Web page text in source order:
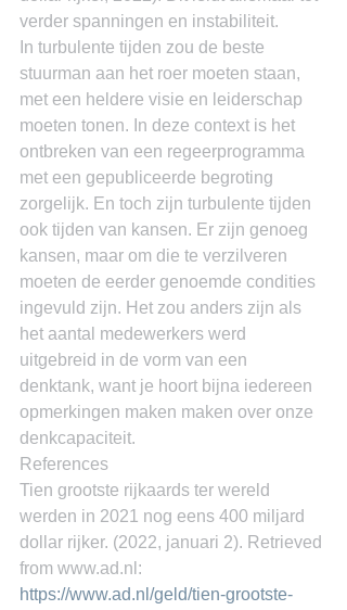
verder spanningen en instabiliteit.
In turbulente tijden zou de beste
stuurman aan het roer moeten staan,
met een heldere visie en leiderschap
moeten tonen. In deze context is het
ontbreken van een regeerprogramma
met een gepubliceerde begroting
zorgelijk. En toch zijn turbulente tijden
ook tijden van kansen. Er zijn genoeg
kansen, maar om die te verzilveren
moeten de eerder genoemde condities
ingevuld zijn. Het zou anders zijn als
het aantal medewerkers werd
uitgebreid in de vorm van een
denktank, want je hoort bijna iedereen
opmerkingen maken maken over onze
denkcapaciteit.
References
Tien grootste rijkaards ter wereld
werden in 2021 nog eens 400 miljard
dollar rijker. (2022, januari 2). Retrieved
from www.ad.nl:
https://www.ad.nl/geld/tien-grootste-